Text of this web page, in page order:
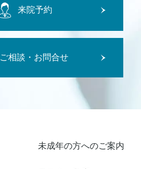
来院予約
ご相談・お問合せ
未成年の方へのご案内